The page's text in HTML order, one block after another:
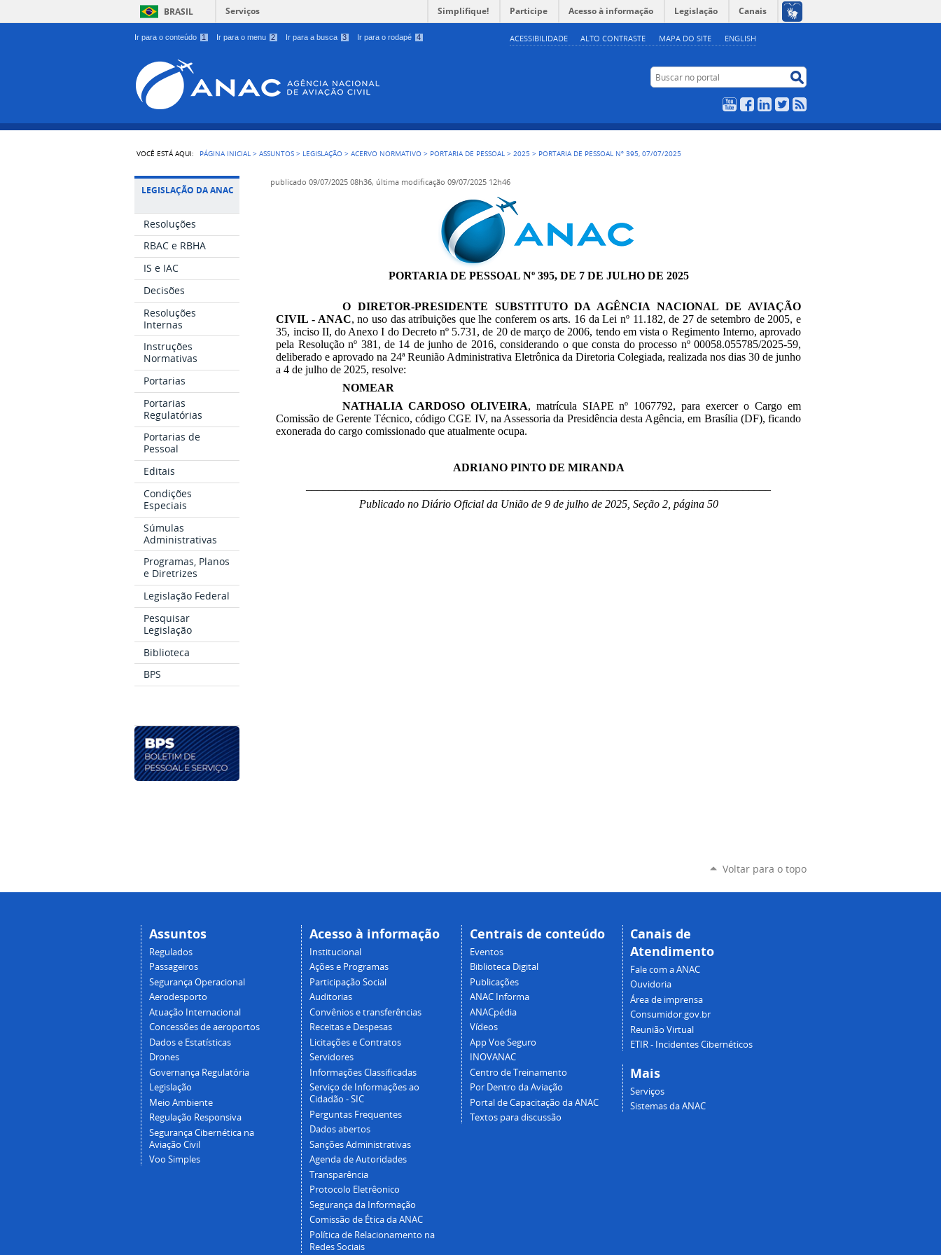
Ir para o conteúdo 1 Ir para o menu 2 Ir para a busca 3 Ir para o rodapé 4 ACESSIBILIDADE ALTO CONTRASTE MAPA DO SITE ENGLISH
BRASIL Serviços Simplifique! Participe Acesso à informação Legislação Canais
Buscar no portal
YouTubeFacebookLinkedIn
Twitter
VOCÊ ESTÁ AQUI: PÁGINA INICIAL >ASSUNTOS > LEGISLAÇÃO >ACERVO NORMATIVO > PORTARIA DE PESSOAL >2025 > PORTARIA DE PESSOAL Nº 395, 07/07/2025
LEGISLAÇÃO DA ANAC
Resoluções
RBAC e RBHA
IS e IAC
Decisões
Resoluções
Internas
Instruções
Normativas
Portarias
Portarias
Regulatórias
Portarias de
Pessoal
Editais
Condições
Especiais
Súmulas
Administrativas
Programas, Planos
e Diretrizes
Legislação Federal
Pesquisar
Legislação
Biblioteca
BPS
publicado 09/07/2025 08h36, última modificação 09/07/2025 12h46
PORTARIA DE PESSOAL Nº 395, DE 7 DE JULHO DE 2025
O DIRETOR-PRESIDENTE SUBSTITUTO DA AGÊNCIA NACIONAL DE AVIAÇÃO
CIVIL - ANAC, no uso das atribuições que lhe conferem os arts. 16 da Lei nº 11.182, de 27 de setembro de 2005, e
35, inciso II, do Anexo I do Decreto nº 5.731, de 20 de março de 2006, tendo em vista o Regimento Interno, aprovado
pela Resolução nº 381, de 14 de junho de 2016, considerando o que consta do processo nº 00058.055785/2025-59,
deliberado e aprovado na 24ª Reunião Administrativa Eletrônica da Diretoria Colegiada, realizada nos dias 30 de junho
a 4 de julho de 2025, resolve:
NOMEAR
NATHALIA CARDOSO OLIVEIRA, matrícula SIAPE nº 1067792, para exercer o Cargo em
Comissão de Gerente Técnico, código CGE IV, na Assessoria da Presidência desta Agência, em Brasília (DF), ficando
exonerada do cargo comissionado que atualmente ocupa.
ADRIANO PINTO DE MIRANDA
Publicado no Diário Oficial da União de 9 de julhode 2025, Seção 2, página 50
Voltar para o topo
Assuntos
Regulados
Passageiros
Segurança Operacional
Aerodesporto
Atuação Internacional
Concessões de aeroportos
Dados e Estatísticas
Drones
Governança Regulatória
Legislação
Meio Ambiente
Regulação Responsiva
Segurança Cibernética na
Aviação Civil
Voo Simples
Acesso à informação
Institucional
Ações e Programas
Participação Social
Auditorias
Convênios e transferências
Receitas e Despesas
Licitações e Contratos
Servidores
Informações Classificadas
Serviço de Informações ao
Cidadão - SIC
Perguntas Frequentes
Dados abertos
Sanções Administrativas
Agenda de Autoridades
Transparência
Protocolo Eletrêonico
Segurança da Informação
Comissão de Ética da ANAC
Política de Relacionamento na
Redes Sociais
Centrais de conteúdo
Eventos
Biblioteca Digital
Publicações
ANAC Informa
ANACpédia
Vídeos
App Voe Seguro
INOVANAC
Centro de Treinamento
Por Dentro da Aviação
Portal de Capacitação da ANAC
Textos para discussão
Canais de
Atendimento
Fale com a ANAC
Ouvidoria
Área de imprensa
Consumidor.gov.br
Reunião Virtual
ETIR - Incidentes Cibernéticos
Mais
Serviços
Sistemas da ANAC